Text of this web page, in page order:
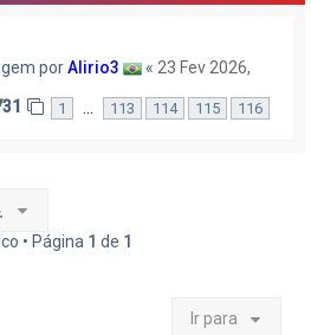
porAlirio3 « 23 Fev 2026,
1 113 114 115 116
• Página 1 de 1
Ir para